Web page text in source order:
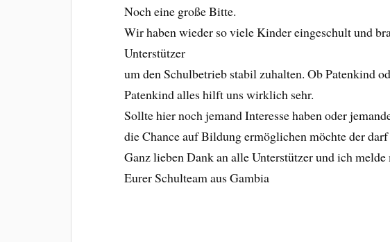
Noch eine große Bitte.
Wir haben wieder so viele Kinder eingeschult und
Unterstützer
um den Schulbetrieb stabil zuhalten. Ob Patenkind
Patenkind alles hilft uns wirklich sehr.
Sollte hier noch jemand Interesse haben oder
die Chance auf Bildung ermöglichen möchte der
Ganz lieben Dank an alle Unterstützer und ich
Eurer Schulteam aus Gambia